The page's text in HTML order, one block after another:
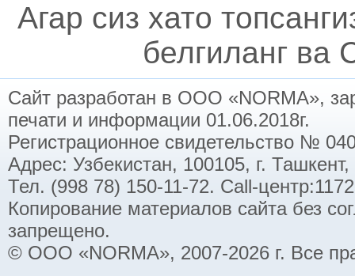
Агар сиз хато
белгиланг ва
Сайт разработан в ООО «NORMA»,
печати и информации 01.06.2018г.
Регистрационное свидетельство №
Адрес: Узбекистан, 100105, г.
Тел. (998 78) 150-11-72. Call-
Копирование материалов сайта без
запрещено.
© ООО «NORMA», 2007-2026 г. Все